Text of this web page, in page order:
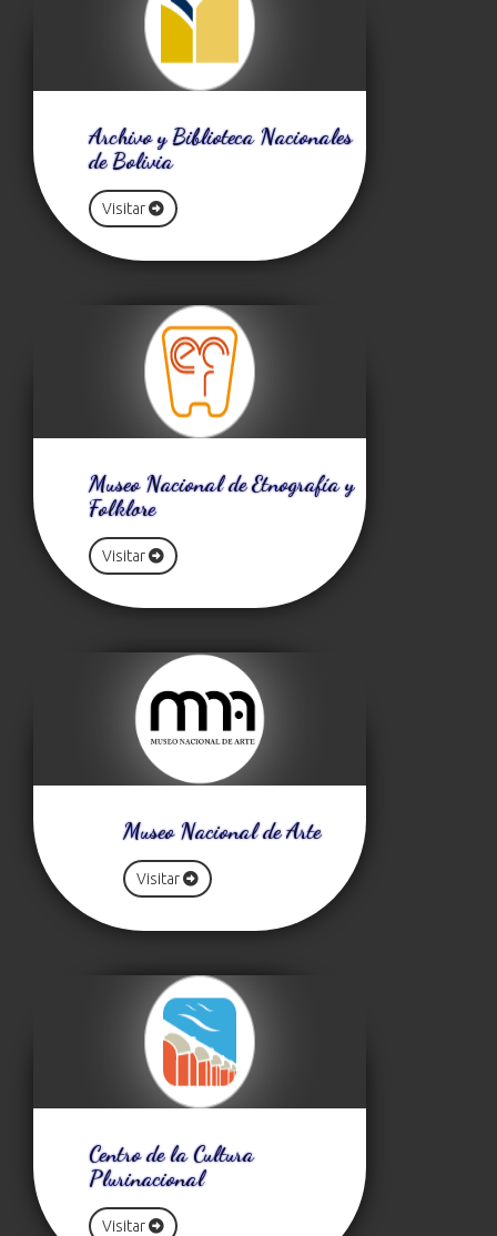
Archivo y Biblioteca Nacionales
de Bolivia
Visitar
Museo Nacional de Etnografía y
Folklore
Visitar
Museo Nacional de Arte
Visitar
Centro de la Cultura
Plurinacional
Visitar